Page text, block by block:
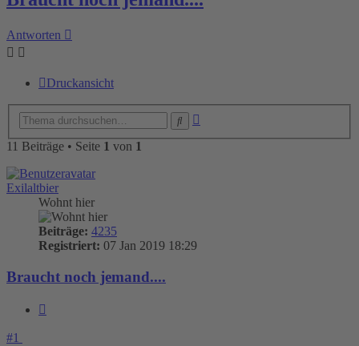
Antworten
Druckansicht
11 Beiträge • Seite 1 von 1
Exilaltbier
Wohnt hier
Beiträge: 4235
Registriert: 07 Jan 2019 18:29
Braucht noch jemand....
#1